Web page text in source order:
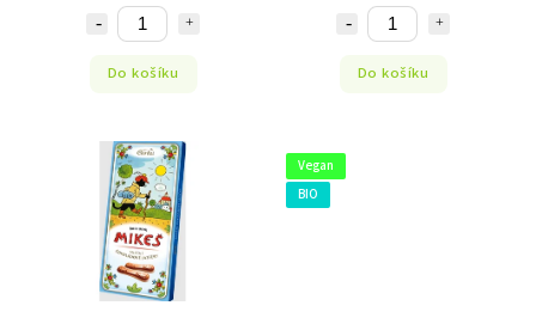
Do košíku Do košíku
Vegan
BIO